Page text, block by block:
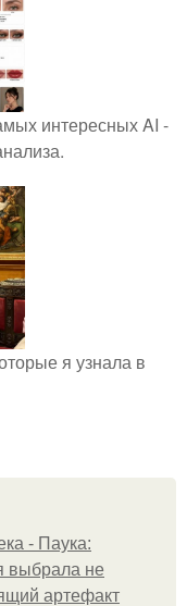
интересных AI -
я узнала в
- Паука:
выбрала не
артефакт